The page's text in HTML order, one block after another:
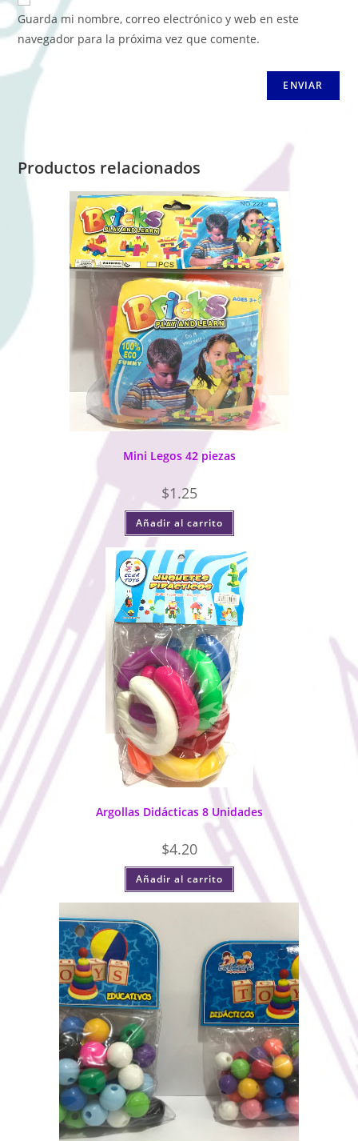
Guarda mi nombre, correo electrónico y web en este
navegador para la próxima vez que comente.
Productos relacionados
Mini Legos 42 piezas
$1.25
Añadir al carrito
Argollas Didácticas 8 Unidades
$4.20
Añadir al carrito